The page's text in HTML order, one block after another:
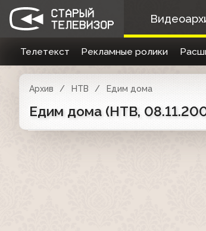
Телетекст Рекламные ролики
Архив НТВ Едим дома
Едим дома (НТВ,